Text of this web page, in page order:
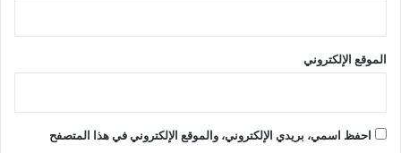
الموقع الإلكتروني
احفظ اسمي، بريدي الإلكتروني، والموقع الإلكتروني في هذا المتصفح